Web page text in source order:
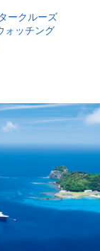
ークルーズ
ォッチング